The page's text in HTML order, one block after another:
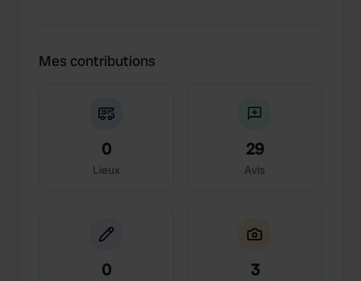
Mes contributions
0
Lieux
29
Avis
0 3